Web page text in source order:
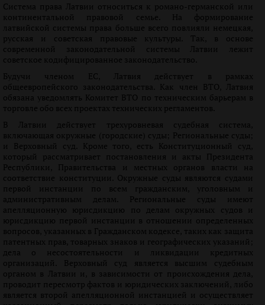
Система права Латвии относиться к романо-германской или
континентальной правовой семье. На формирование
латвийской системы права больше всего повлияли немецкая,
русская и советская правовые культуры. Так, в основе
современной законодательной системы Латвии лежит
советское кодифицированное законодательство.
Будучи членом ЕС, Латвия действует в рамках
общеевропейского законодательства. Как член ВТО, Латвия
обязана уведомлять Комитет ВТО по техническим барьерам в
торговле обо всех проектах технических регламентов.
В Латвии действует трехуровневая судебная система,
включающая окружные (городские) суды; Региональные суды;
и Верховный суд. Кроме того, есть Конституционный суд,
который рассматривает постановления и акты Президента
Республики, Правительства и местных органов власти на
соответствие конституции. Окружные суды являются судами
первой инстанции по всем гражданским, уголовным и
административным делам. Региональные суды имеют
апелляционную юрисдикцию по делам окружных судов и
юрисдикцию первой инстанции в отношении определенных
вопросов, указанных в Гражданском кодексе, таких как защита
патентных прав, товарных знаков и географических указаний;
дела о несостоятельности и ликвидации кредитных
организаций. Верховный суд является высшим судебным
органом в Латвии и, в зависимости от происхождения дела,
проводит пересмотр фактов и юридических заключений, либо
является второй апелляционной инстанцией и осуществляет